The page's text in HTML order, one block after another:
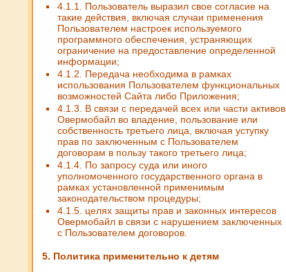
4.1.1. Пользователь выразил свое согласие на
такие действия, включая случаи применения
Пользователем настроек используемого
программного обеспечения, устраняющих
ограничение на предоставление определенной
информации;
4.1.2. Передача необходима в рамках
использования Пользователем функциональных
возможностей Сайта либо Приложения;
4.1.3. В связи с передачей всех или части активов
Овермобайл во владение, пользование или
собственность третьего лица, включая уступку
прав по заключенным с Пользователем
договорам в пользу такого третьего лица;
4.1.4. По запросу суда или иного
уполномоченного государственного органа в
рамках установленной применимым
законодательством процедуры;
4.1.5. целях защиты прав и законных интересов
Овермобайл в связи с нарушением заключенных
с Пользователем договоров.
5. Политика применительно к детям